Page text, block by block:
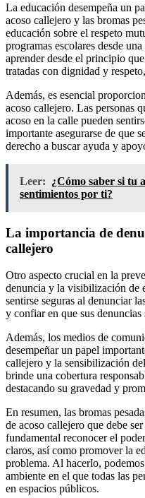
La educación desempeña un
acoso callejero y las bromas
educación sobre el respeto
programas escolares desde
aprender desde el principio
tratadas con dignidad y
Además, es esencial
acoso callejero. Las personas
acoso en la calle pueden
importante asegurarse de que
derecho a buscar ayuda y
Leer: ¿Cómo saber si tu
sentimientos por ti?
La importancia de
callejero
Otro aspecto crucial en la
denuncia y la visibilización de
sentirse seguras al denunciar
y confiar en que sus denuncias
Además, los medios de
desempeñar un papel
callejero y la sensibilización
brinde una cobertura
destacando su gravedad y
En resumen, las bromas
de acoso callejero que debe
fundamental reconocer el
claros, así como promover la
problema. Al hacerlo,
ambiente en el que todas las
en espacios públicos.